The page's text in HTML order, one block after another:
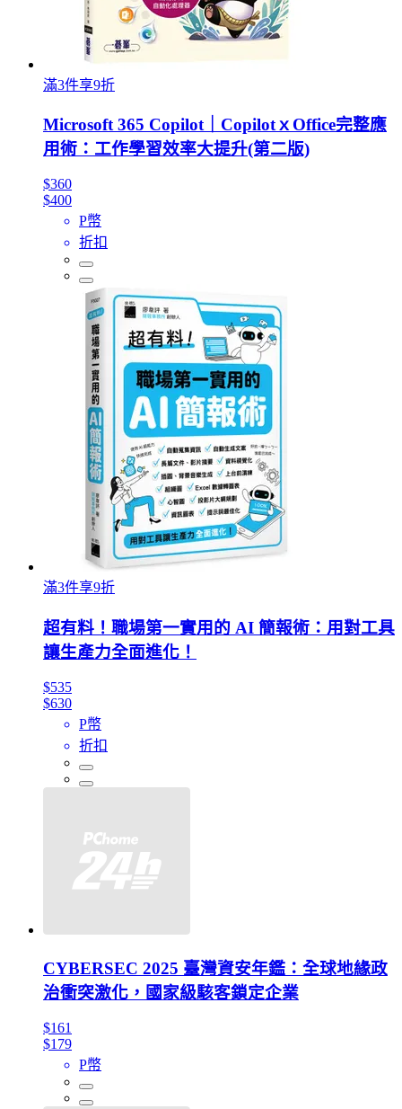
滿3件享9折
Microsoft 365 Copilot｜CopilotｘOffice完整應
用術：工作學習效率大提升(第二版)
$360
$400
P幣
折扣
滿3件享9折
超有料！職場第一實用的 AI 簡報術：用對工具
讓生產力全面進化！
$535
$630
P幣
折扣
CYBERSEC 2025 臺灣資安年鑑：全球地緣政
治衝突激化，國家級駭客鎖定企業
$161
$179
P幣